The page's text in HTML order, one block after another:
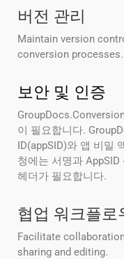
버전 관리
Maintain version
conversion processes.
보안 및 인증
이 필요합니다.
ID(appSID)와 앱 비밀
청에는 서명과
헤더가 필요합니다.
협업 워크플로
Facilitate
sharing and editing.